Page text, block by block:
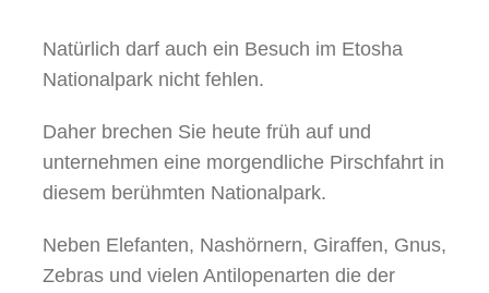
Natürlich darf auch ein Besuch im Etosha
Nationalpark nicht fehlen.
Daher brechen Sie heute früh auf und
unternehmen eine morgendliche Pirschfahrt in
diesem berühmten Nationalpark.
Neben Elefanten, Nashörnern, Giraffen, Gnus,
Zebras und vielen Antilopenarten die der